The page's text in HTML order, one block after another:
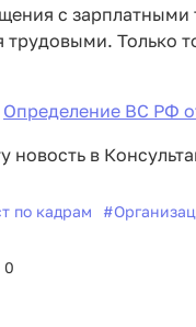
с зарплатными
Только
Определение ВС РФ
новость в
по кадрам #
0